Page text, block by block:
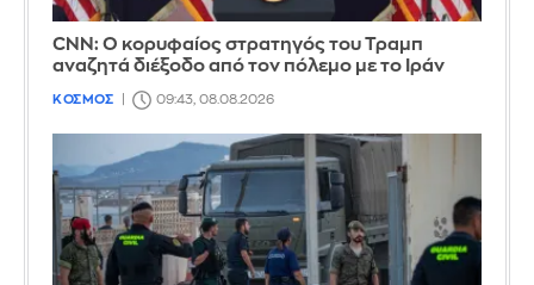
CNN: Ο κορυφαίος στρατηγός του Τραμπ
αναζητά διέξοδο από τον πόλεμο με το Ιράν
ΚΟΣΜΟΣ 09:43, 08.08.2026